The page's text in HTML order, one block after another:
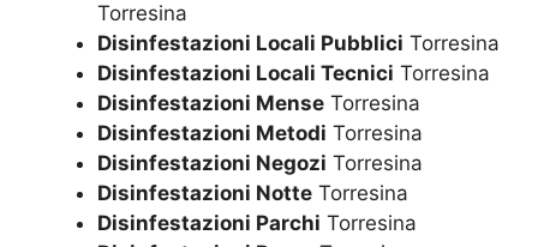
Torresina
Disinfestazioni Locali Pubblici Torresina
Disinfestazioni Locali Tecnici Torresina
Disinfestazioni Mense Torresina
Disinfestazioni Metodi Torresina
Disinfestazioni Negozi Torresina
Disinfestazioni Notte Torresina
Disinfestazioni Parchi Torresina